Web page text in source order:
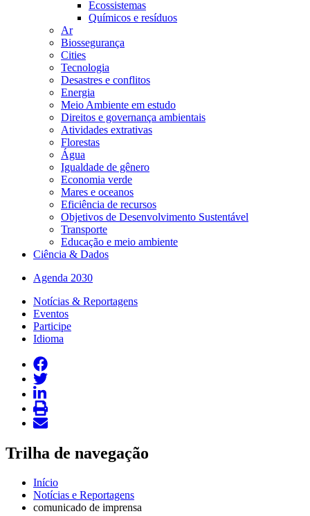
Ecossistemas
Químicos e resíduos
Ar
Biossegurança
Cities
Tecnologia
Desastres e conflitos
Energia
Meio Ambiente em estudo
Direitos e governança ambientais
Atividades extrativas
Florestas
Água
Igualdade de gênero
Economia verde
Mares e oceanos
Eficiência de recursos
Objetivos de Desenvolvimento Sustentável
Transporte
Educação e meio ambiente
Ciência & Dados
Agenda 2030
Notícias & Reportagens
Eventos
Participe
Idioma
Trilha de navegação
Início
Notícias e Reportagens
comunicado de imprensa